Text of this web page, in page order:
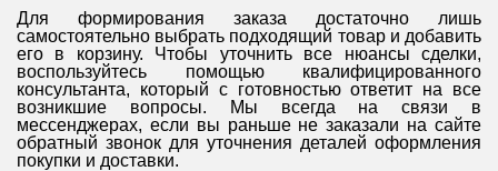
Для формирования заказа достаточно лишь
самостоятельно выбрать подходящий товар и добавить
его в корзину. Чтобы уточнить все нюансы сделки,
воспользуйтесь помощью квалифицированного
консультанта, который с готовностью ответит на все
возникшие вопросы. Мы всегда на связи в
мессенджерах, если вы раньше не заказали на сайте
обратный звонок для уточнения деталей оформления
покупки и доставки.